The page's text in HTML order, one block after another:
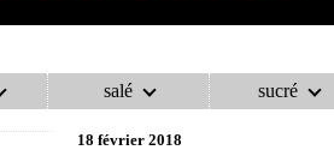
salé sucré
AU COCHON HEUREUX ! ENTREMETS
18 février 2018